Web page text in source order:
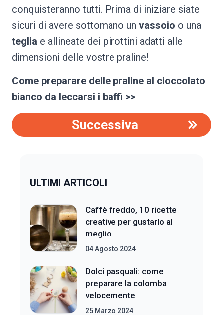
conquisteranno tutti. Prima di iniziare siate
sicuri di avere sottomano un vassoio o una
teglia e allineate dei pirottini adatti alle
dimensioni delle vostre praline!
Come preparare delle praline al cioccolato
bianco da leccarsi i baffi >>
Successiva
ULTIMI ARTICOLI
Caffè freddo, 10 ricette
creative per gustarlo al
meglio
04 Agosto 2024
Dolci pasquali: come
preparare la colomba
velocemente
25 Marzo 2024